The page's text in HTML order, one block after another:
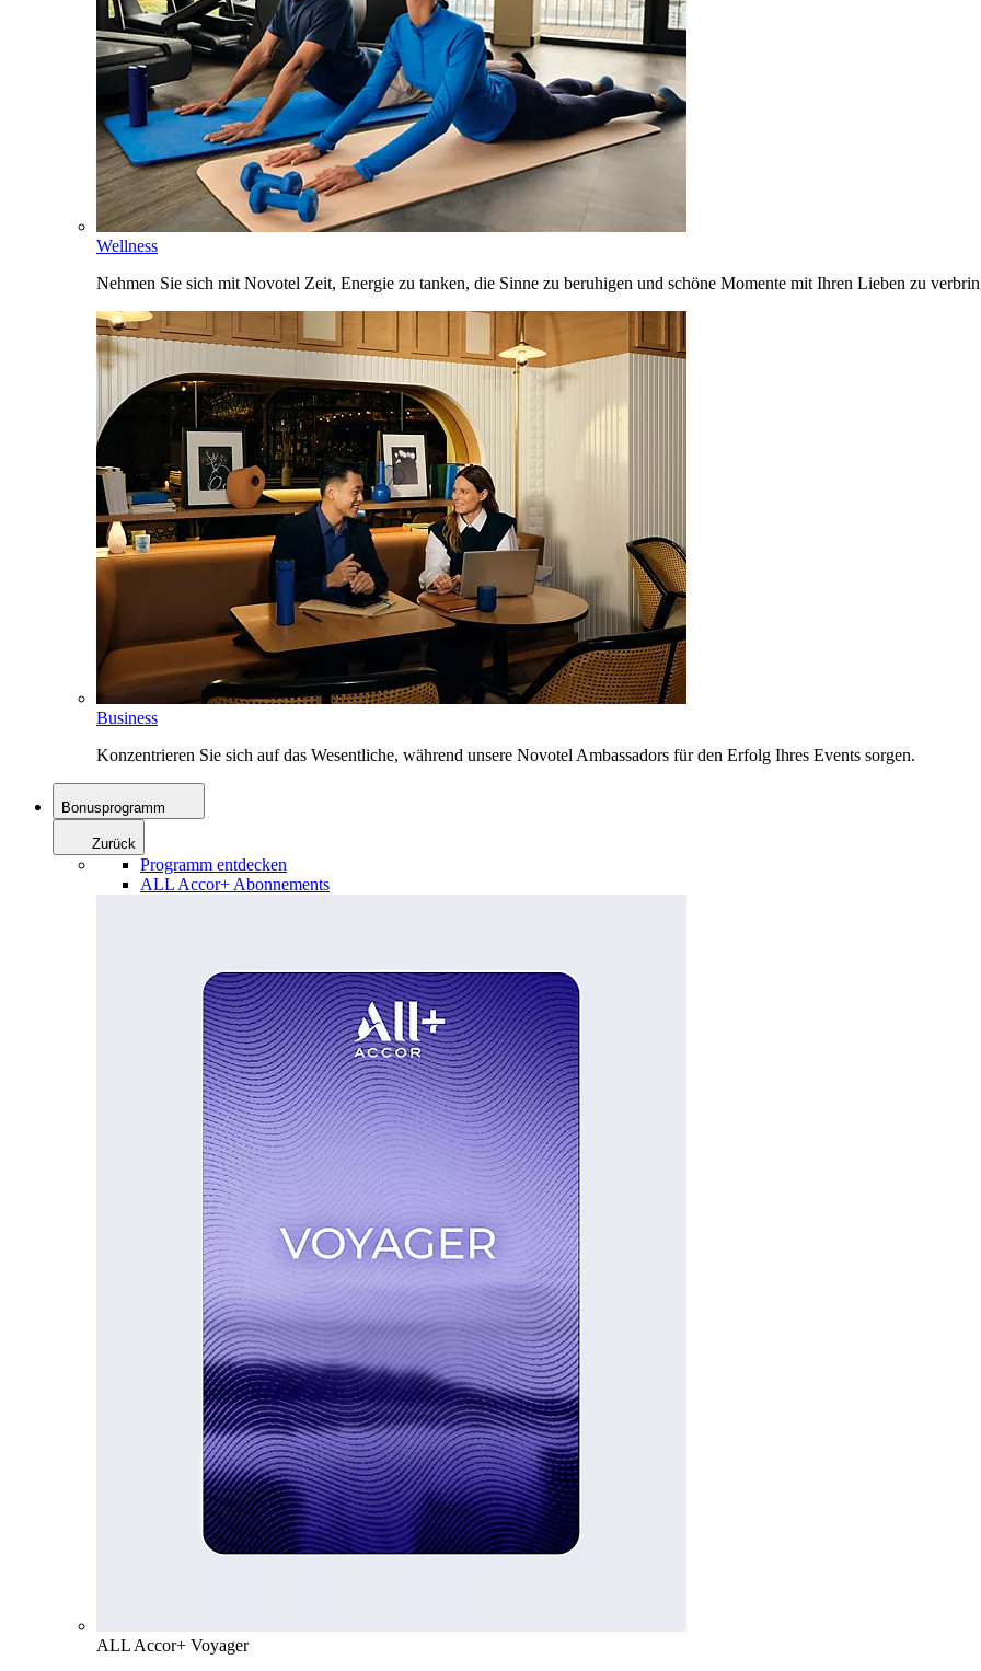
Wellness
Nehmen Sie sich mit Novotel Zeit, Energie zu tanken, die Sinne zu beruhigen und schöne Momente mit Ihren Lieben zu
Business
Konzentrieren Sie sich auf das Wesentliche, während unsere Novotel Ambassadors für den Erfolg Ihres Events sorgen.
Bonusprogramm
Zurück
Programm entdecken
ALL Accor+ Abonnements
ALL Accor+ Voyager